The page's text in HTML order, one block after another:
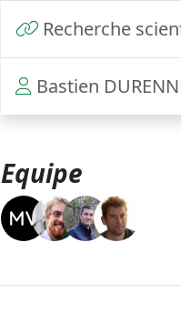
Recherche
Bastien
Equipe